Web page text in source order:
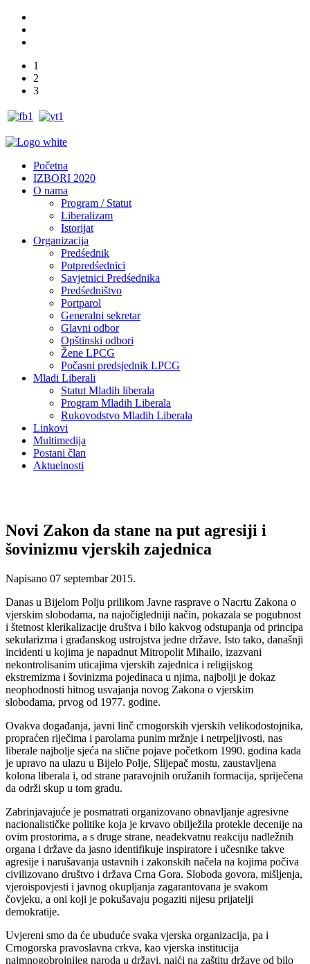
1
2
3
Početna
IZBORI 2020
O nama
Program / Statut
Liberalizam
Istorijat
Organizacija
Predśednik
Potpredśednici
Savjetnici Predśednika
Predśedništvo
Portparol
Generalni sekretar
Glavni odbor
Opštinski odbori
Žene LPCG
Počasni predsjednik LPCG
Mladi Liberali
Statut Mladih liberala
Program Mladih Liberala
Rukovodstvo Mladih Liberala
Linkovi
Multimedija
Postani član
Aktuelnosti
Novi Zakon da stane na put agresiji i
šovinizmu vjerskih zajednica
Napisano 07 septembar 2015.
Danas u Bijelom Polju prilikom Javne rasprave o Nacrtu Zakona o
vjerskim slobodama, na najočigledniji način, pokazala se pogubnost
i štetnost klerikalizacije društva i bilo kakvog odstupanja od principa
sekularizma i građanskog ustrojstva jedne države. Isto tako, današnji
incidenti u kojima je napadnut Mitropolit Mihailo, izazvani
nekontrolisanim uticajima vjerskih zajednica i religijskog
ekstremizma i šovinizma pojedinaca u njima, najbolji je dokaz
neophodnosti hitnog usvajanja novog Zakona o vjerskim
slobodama, prvog od 1977. godine.
Ovakva događanja, javni linč crnogorskih vjerskih velikodostojnika,
propraćen riječima i parolama punim mržnje i netrpeljivosti, nas
liberale najbolje sjeća na slične pojave početkom 1990. godina kada
je upravo na ulazu u Bijelo Polje, Slijepač mostu, zaustavljena
kolona liberala i, od strane paravojnih oružanih formacija, spriječena
da održi skup u tom gradu.
Zabrinjavajuće je posmatrati organizovano obnavljanje agresivne
nacionalističke politike koja je krvavo obilježila protekle decenije na
ovim prostorima, a s druge strane, neadekvatnu reakciju nadležnih
organa i države da jasno identifikuje inspiratore i učesnike takve
agresije i narušavanja ustavnih i zakonskih načela na kojima počiva
civilizovano društvo i država Crna Gora. Sloboda govora, mišljenja,
vjeroispovjesti i javnog okupljanja zagarantovana je svakom
čovjeku, a oni koji je pokušavaju pogaziti nijesu prijatelji
demokratije.
Uvjereni smo da će ubuduće svaka vjerska organizacija, pa i
Crnogorska pravoslavna crkva, kao vjerska institucija
najmnogobrojnijeg naroda u državi, naići na zaštitu države od bilo